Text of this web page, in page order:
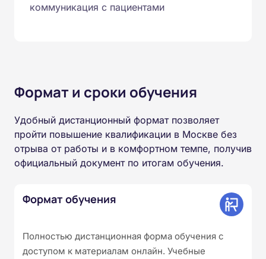
коммуникация с пациентами
Формат и сроки обучения
Удобный дистанционный формат позволяет
пройти повышение квалификации в Москве без
отрыва от работы и в комфортном темпе, получив
официальный документ по итогам обучения.
Формат обучения
Полностью дистанционная форма обучения с
доступом к материалам онлайн. Учебные